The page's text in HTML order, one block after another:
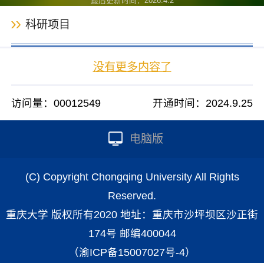
科研项目
没有更多内容了
访问量：00012549 开通时间： 2024.9.25
电脑版
(C) Copyright Chongqing University All Rights
Reserved.
重庆大学 版权所有2020 地址：重庆市沙坪坝区沙正街
174号 邮编400044
（渝ICP备15007027号-4）